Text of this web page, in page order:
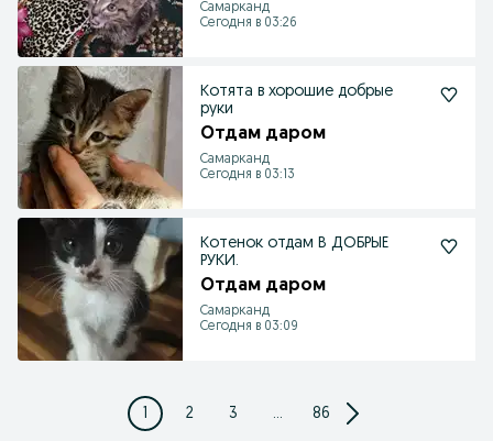
Самарканд
Сегодня в 03:26
Котята в хорошие добрые
руки
Отдам даром
Самарканд
Сегодня в 03:13
Котенок отдам В ДОБРЫЕ
РУКИ.
Отдам даром
Самарканд
Сегодня в 03:09
1 2 3 ... 86